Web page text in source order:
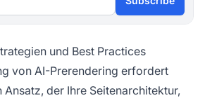
und Best Practices
von AI-Prerendering erfordert
der Ihre Seitenarchitektur,